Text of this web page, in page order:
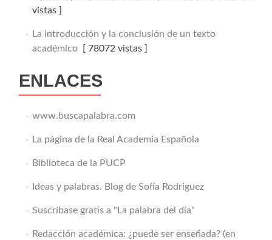
vistas ]
La introducción y la conclusión de un texto
académico[ 78072 vistas ]
ENLACES
www.buscapalabra.com
La página de la Real Academia Española
Biblioteca de la PUCP
Ideas y palabras. Blog de Sofía Rodriguez
Suscríbase gratis a "La palabra del día"
Redacción académica: ¿puede ser enseñada? (en